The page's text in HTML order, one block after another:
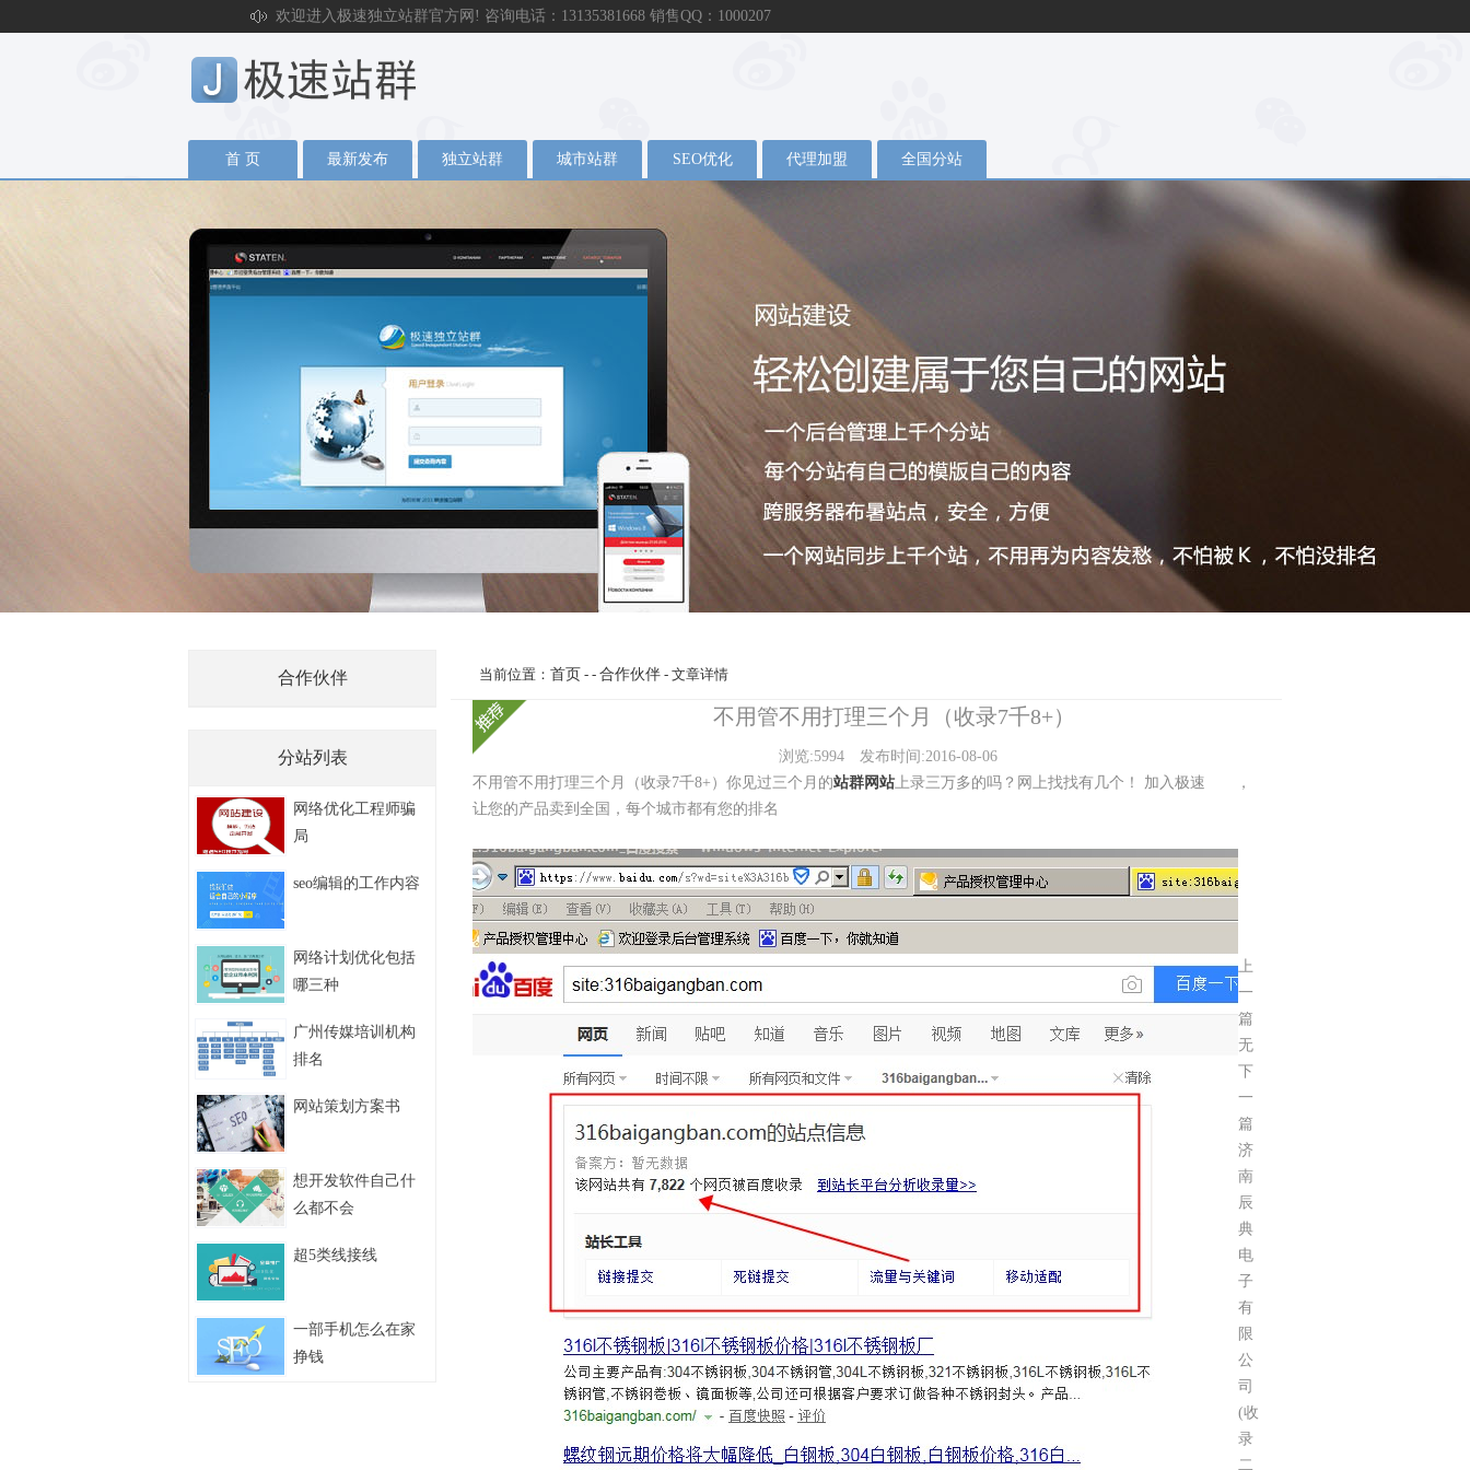
欢迎进入极速独立站群官方网! 咨询电话：13135381668 销售QQ：1000207
首 页 最新发布 独立站群 城市站群 SEO优化 代理加盟 全国分站
合作伙伴
分站列表
网络优化工程师骗
局
seo编辑的工作内容
网络计划优化包括
哪三种
广州传媒培训机构
排名
网站策划方案书
想开发软件自己什
么都不会
超5类线接线
一部手机怎么在家
挣钱
当前位置： 首页 - - 合作伙伴 - 文章详情
不用管不用打理三个月（收录7千8+）
浏览:5994
发布时间:2016-08-06
不用管不用打理三个月（收录7千8+）你见过三个月的站群网站上录三万多的吗？网上找找有几个！ 加入极速
，
让您的产品卖到全国，每个城市都有您的排名
上
一
篇：：
无
下
一
篇：
济
南
辰
典
电
子
有
限
公
司
(收
录
二